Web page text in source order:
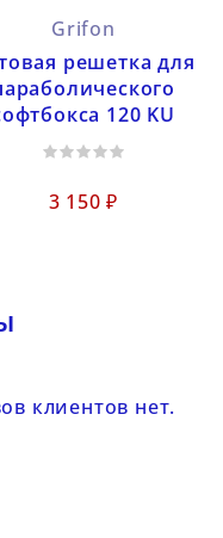
Grifon
решетка для
120 KU
3 150 ₽
клиентов нет.